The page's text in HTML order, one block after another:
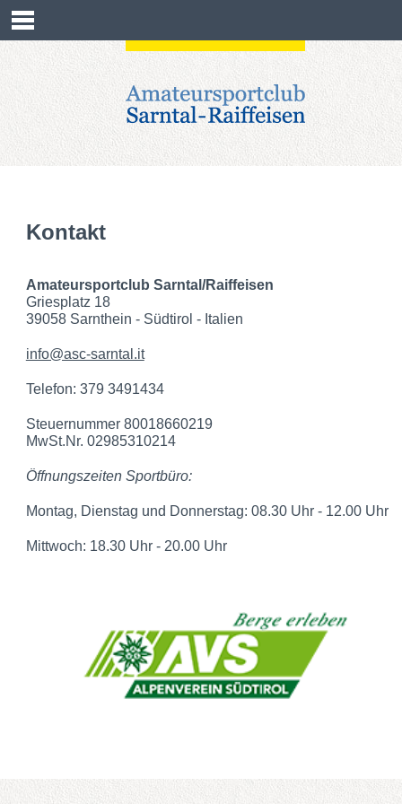
HOME
DER VEREIN
SEKTIONEN
ANMELDUNGEN
RESERVIERUNG
KALENDER
Kontakt
Amateursportclub Sarntal/Raiffeisen
Griesplatz 18
39058 Sarnthein - Südtirol - Italien
info@asc-sarntal.it
Telefon: 379 3491434
Steuernummer 80018660219
MwSt.Nr. 02985310214
Öffnungszeiten Sportbüro:
Montag, Dienstag und Donnerstag: 08.30 Uhr - 12.00 Uhr
Mittwoch: 18.30 Uhr - 20.00 Uhr